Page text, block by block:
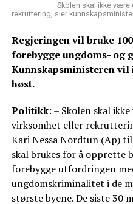
– Skolen skal ikke
rekruttering, sier
Regjeringen vil bruke
forebygge ungdoms- og
Kunnskapsministeren
høst.
Politikk: – Skolen skal
virksomhet eller
Kari Nessa Nordtun (Ap) til
skal brukes for å opprette
forebygge utfordringen
ungdomskriminalitet i de
største byene. De siste 30